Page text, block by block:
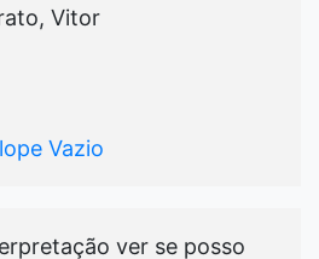
Vitor
Vazio
ver se posso